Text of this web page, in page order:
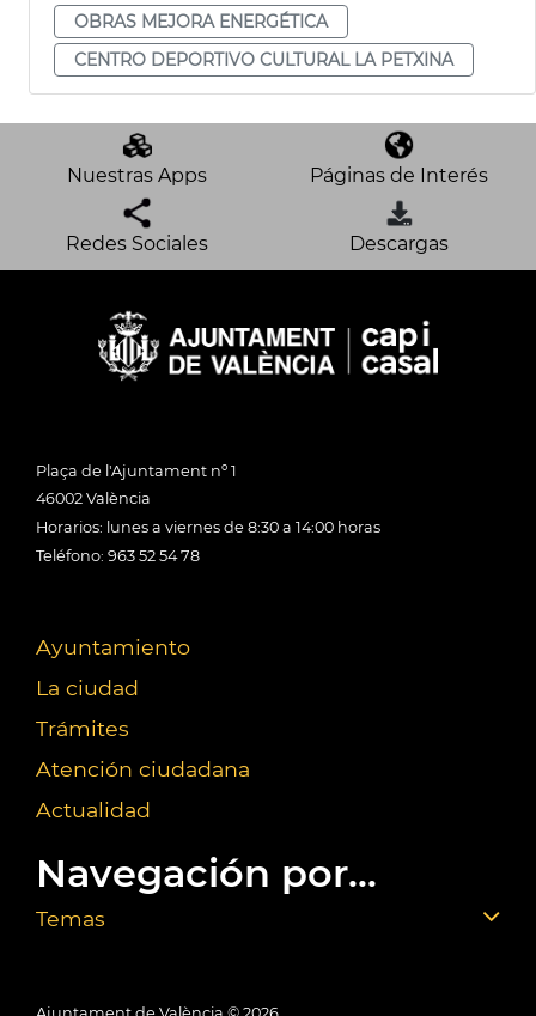
OBRAS MEJORA ENERGÉTICA
CENTRO DEPORTIVO CULTURAL LA PETXINA
Nuestras Apps Páginas de Interés
Redes Sociales Descargas
Plaça de l'Ajuntament nº 1
46002 València
Horarios: lunes a viernes de 8:30 a 14:00 horas
Teléfono: 963 52 54 78
Ayuntamiento
La ciudad
Trámites
Atención ciudadana
Actualidad
Navegación por...
Temas